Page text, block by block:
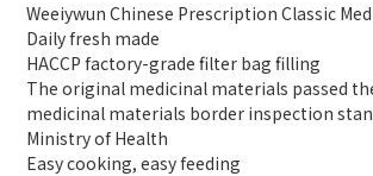
Weeiywun Chinese Prescription Classic
Daily fresh made
HACCP factory-grade filter bag filling
The original medicinal materials passed
medicinal materials border inspection
Ministry of Health
Easy cooking, easy feeding